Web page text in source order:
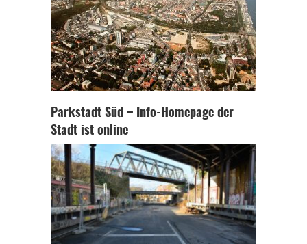
Parkstadt Süd – Info-Homepage der
Stadt ist online